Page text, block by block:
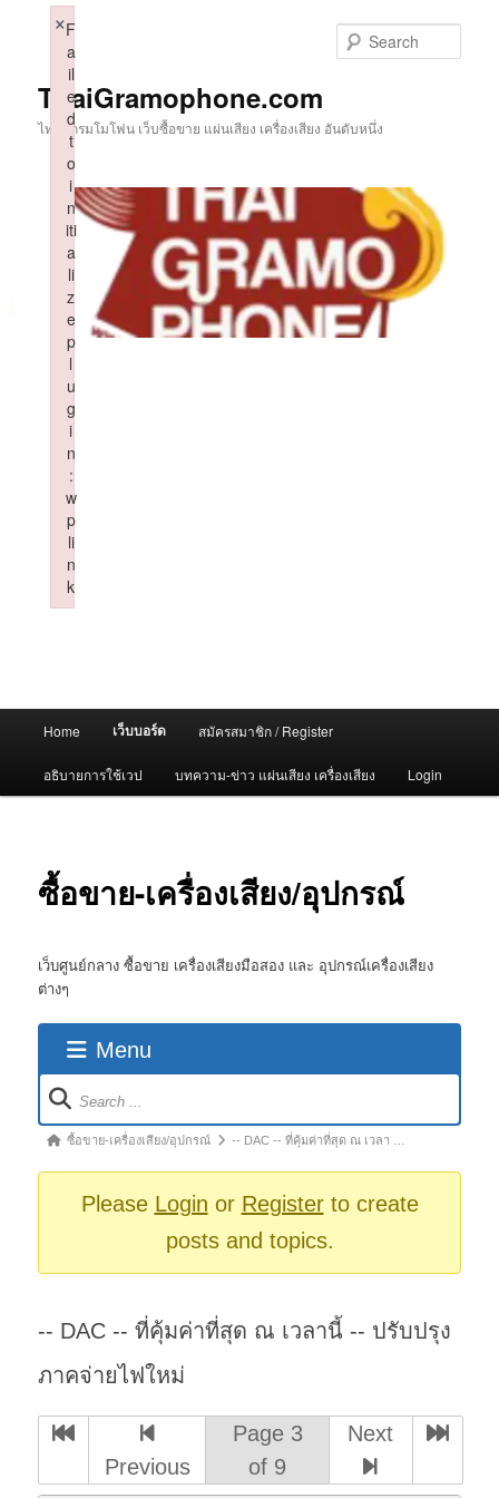
ThaiGramophone.com
ไทยแกรมโมโฟน เว็บซื้อขาย แผ่นเสียง เครื่องเสียง อันดับหนึ่ง
Home เว็บบอร์ด สมัครสมาชิก / Register
อธิบายการใช้เวป บทความ-ข่าว แผ่นเสียง เครื่องเสียง Login
ซื้อขาย-เครื่องเสียง/อุปกรณ์
เว็บศูนย์กลาง ซื้อขาย เครื่องเสียงมือสอง และ อุปกรณ์เครื่องเสียง
ต่างๆ
Menu
Forum
Navigation
Forumซื้อขาย-เครื่องเสียง/อุปกรณ์ -- DAC -- ที่คุ้มค่าที่สุด ณ เวลา …
Please Login or Registerto create
posts and topics.
-- DAC -- ที่คุ้มค่าที่สุด ณ เวลานี้ -- ปรับปรุง
ภาคจ่ายไฟใหม่
Previous
Page 3
of 9
Next
F
a
il
e
d
t
o
i
n
iti
a
li
z
e
p
l
u
g
i
n
:
w
p
li
n
k
×
Failed to initialize plugin: wplink